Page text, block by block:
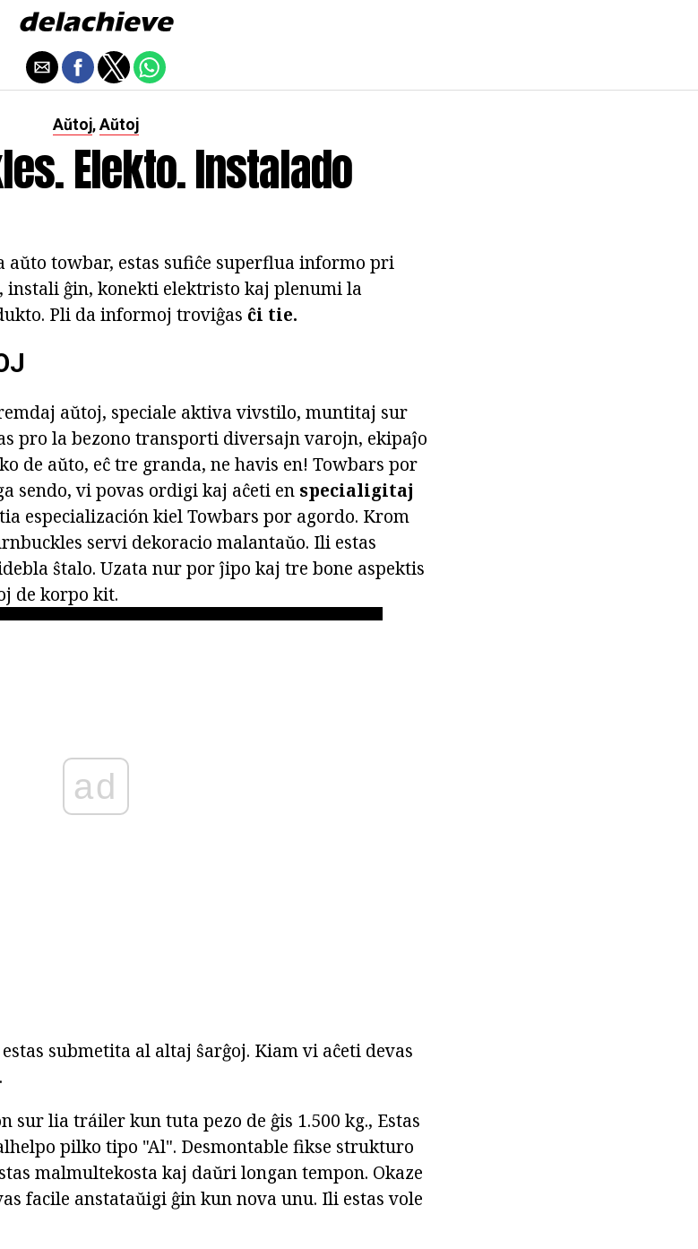
Aŭtoj, Aŭtoj
Elekto. Instalado
towbar, estas sufiĉe superflua informo pri
ĝin, konekti elektristo kaj plenumi la
Pli da informoj troviĝas ĉi tie.
aŭtoj, speciale aktiva vivstilo, muntitaj sur
pro la bezono transporti diversajn varojn, ekipaĵo
de aŭto, eĉ tre granda, ne havis en! Towbars por
sendo, vi povas ordigi kaj aĉeti en specialigitaj
especialización kiel Towbars por agordo. Krom
servi dekoracio malantaŭo. Ili estas
ŝtalo. Uzata nur por ĵipo kaj tre bone aspektis
de korpo kit.
ad
submetita al altaj ŝarĝoj. Kiam vi aĉeti devas
sur lia tráiler kun tuta pezo de ĝis 1.500 kg., Estas
pilko tipo "Al". Desmontable fikse strukturo
malmultekosta kaj daŭri longan tempon. Okaze
facile anstataŭigi ĝin kun nova unu. Ili estas vole